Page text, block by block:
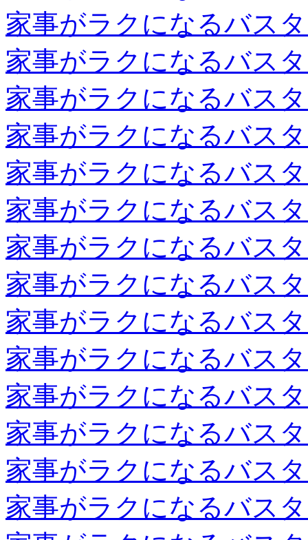
家事がラクになるバス
家事がラクになるバス
家事がラクになるバス
家事がラクになるバス
家事がラクになるバス
家事がラクになるバス
家事がラクになるバス
家事がラクになるバス
家事がラクになるバス
家事がラクになるバス
家事がラクになるバス
家事がラクになるバス
家事がラクになるバス
家事がラクになるバス